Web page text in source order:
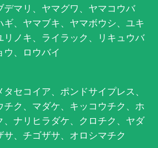
デマリ、ヤマグワ、ヤマコウバ
、ヤマブキ、ヤマボウシ、ユキ
ノキ、ライラック、リキュウバ
、ロウバイ
セコイア、ポンドサイプレス、
ク、マダケ、キッコウチク、ホ
ナリヒラダケ、クロチク、ヤダ
、チゴザサ、オロシマチク